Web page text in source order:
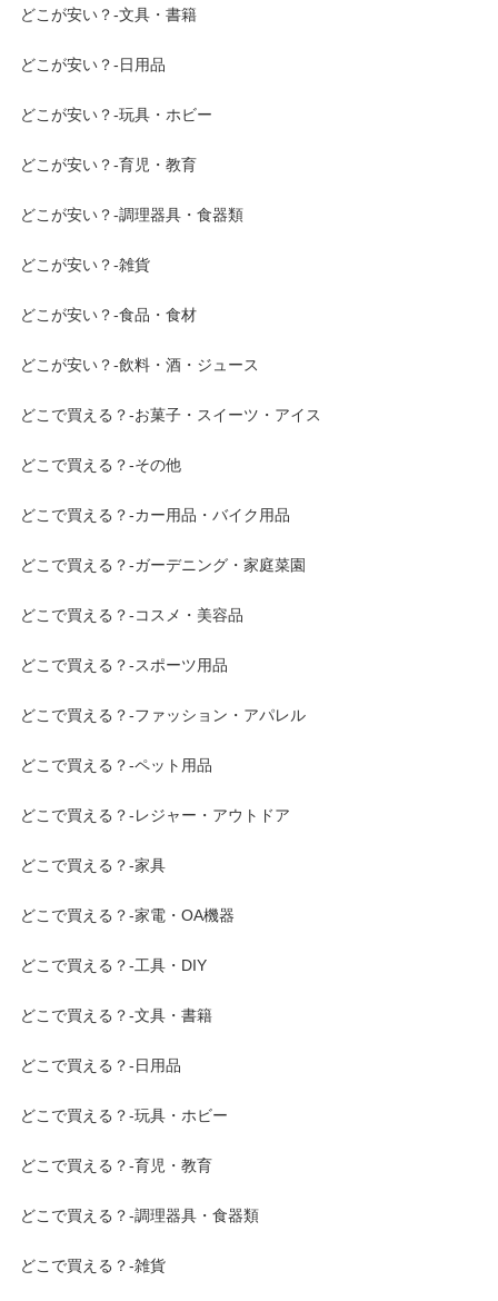
どこが安い？-文具・書籍
どこが安い？-日用品
どこが安い？-玩具・ホビー
どこが安い？-育児・教育
どこが安い？-調理器具・食器類
どこが安い？-雑貨
どこが安い？-食品・食材
どこが安い？-飲料・酒・ジュース
どこで買える？-お菓子・スイーツ・アイス
どこで買える？-その他
どこで買える？-カー用品・バイク用品
どこで買える？-ガーデニング・家庭菜園
どこで買える？-コスメ・美容品
どこで買える？-スポーツ用品
どこで買える？-ファッション・アパレル
どこで買える？-ペット用品
どこで買える？-レジャー・アウトドア
どこで買える？-家具
どこで買える？-家電・OA機器
どこで買える？-工具・DIY
どこで買える？-文具・書籍
どこで買える？-日用品
どこで買える？-玩具・ホビー
どこで買える？-育児・教育
どこで買える？-調理器具・食器類
どこで買える？-雑貨